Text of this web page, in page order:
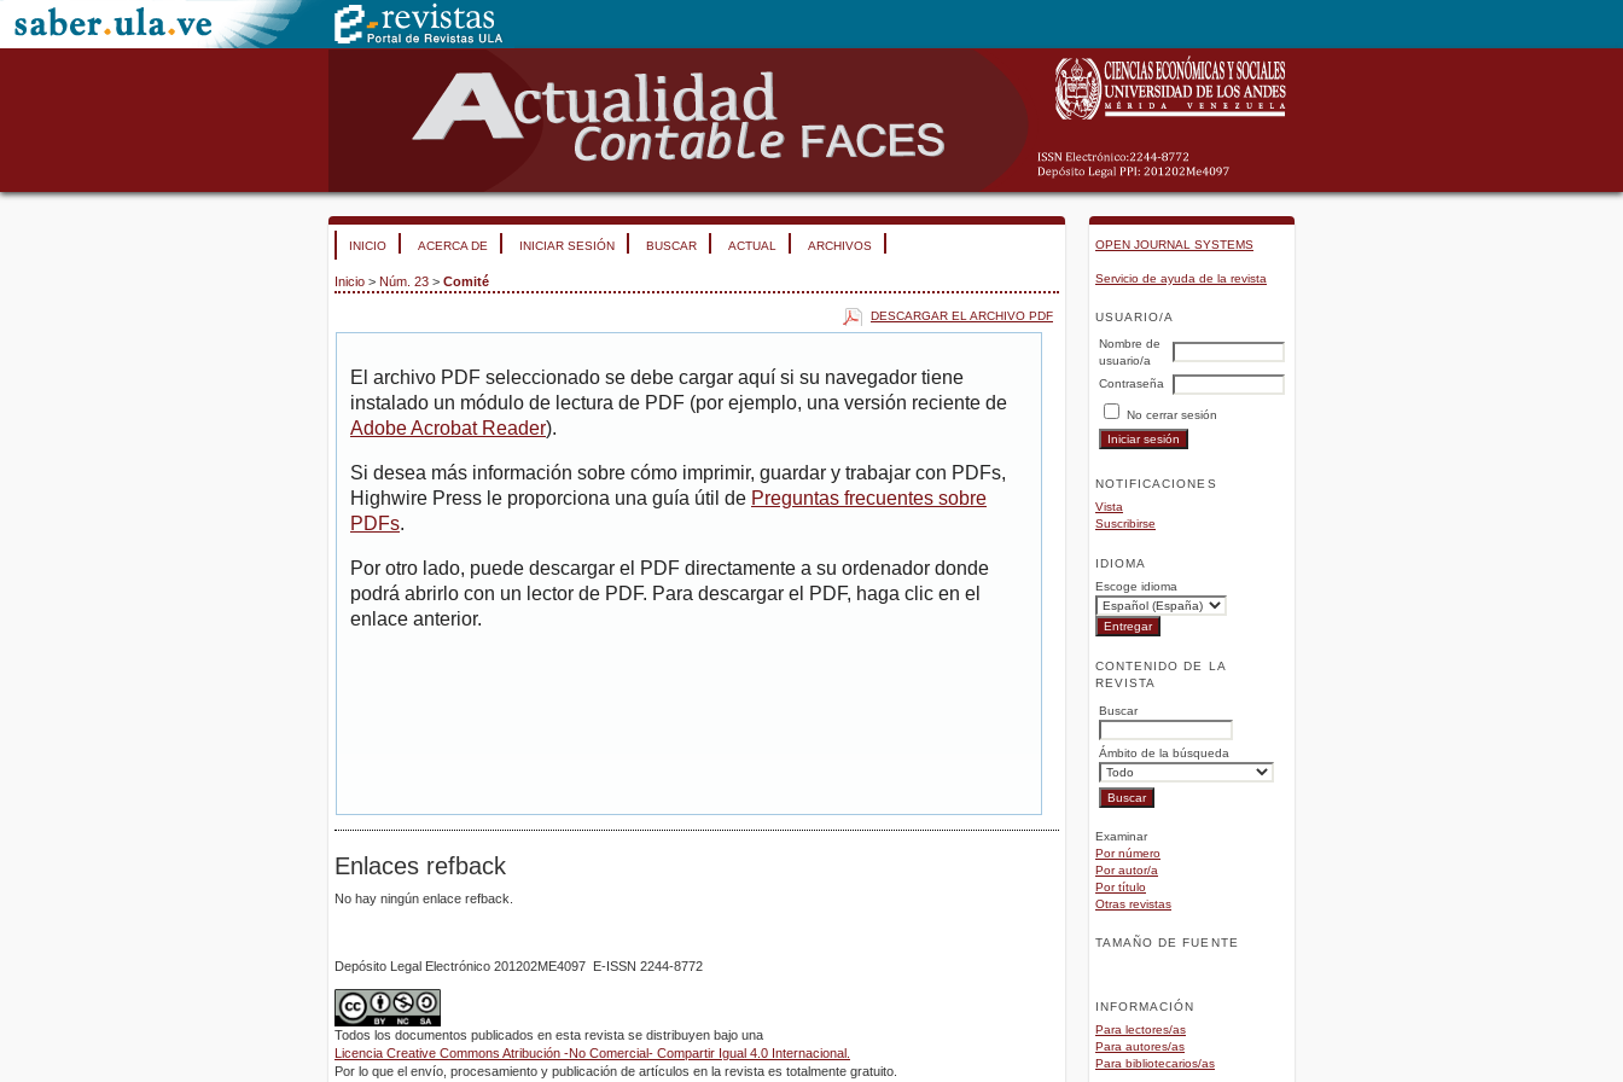
OPEN JOURNAL SYSTEMS
Servicio de ayuda de la revista
USUARIO/A
Nombre de
usuario/a
Contraseña
No cerrar sesión
NOTIFICACIONES
Vista
Suscribirse
IDIOMA
Escoge idioma
CONTENIDO DE LA
REVISTA
Buscar
Ámbito de la búsqueda
Examinar
Por número
Por autor/a
Por título
Otras revistas
TAMAÑO DE FUENTE
INFORMACIÓN
Para lectores/as
Para autores/as
Para bibliotecarios/as
INICIO ACERCA DE INICIAR SESIÓN BUSCAR ACTUAL ARCHIVOS
Inicio > Núm. 23 > Comité
DESCARGAR EL ARCHIVO PDF
El archivo PDF seleccionado se debe cargar aquí si su navegador tiene
instalado un módulo de lectura de PDF (por ejemplo, una versión reciente de
Adobe Acrobat Reader).
Si desea más información sobre cómo imprimir, guardar y trabajar con PDFs,
Highwire Press le proporciona una guía útil de Preguntas frecuentes sobre
PDFs.
Por otro lado, puede descargar el PDF directamente a su ordenador donde
podrá abrirlo con un lector de PDF. Para descargar el PDF, haga clic en el
enlace anterior.
Enlaces refback
No hay ningún enlace refback.
Depósito Legal Electrónico 201202ME4097 E-ISSN 2244-8772
Todos los documentos publicados en esta revista se distribuyen bajo una
Licencia Creative Commons Atribución -No Comercial- Compartir Igual 4.0 Internacional.
Por lo que el envío, procesamiento y publicación de artículos en la revista es totalmente gratuito.